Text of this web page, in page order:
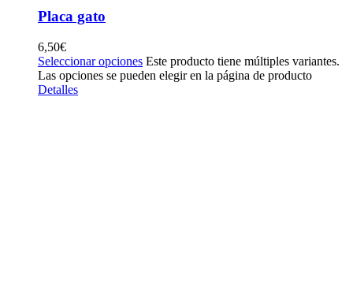
Placa gato
6,50€
Seleccionar opciones Este producto tiene múltiples variantes.
Las opciones se pueden elegir en la página de producto
Detalles